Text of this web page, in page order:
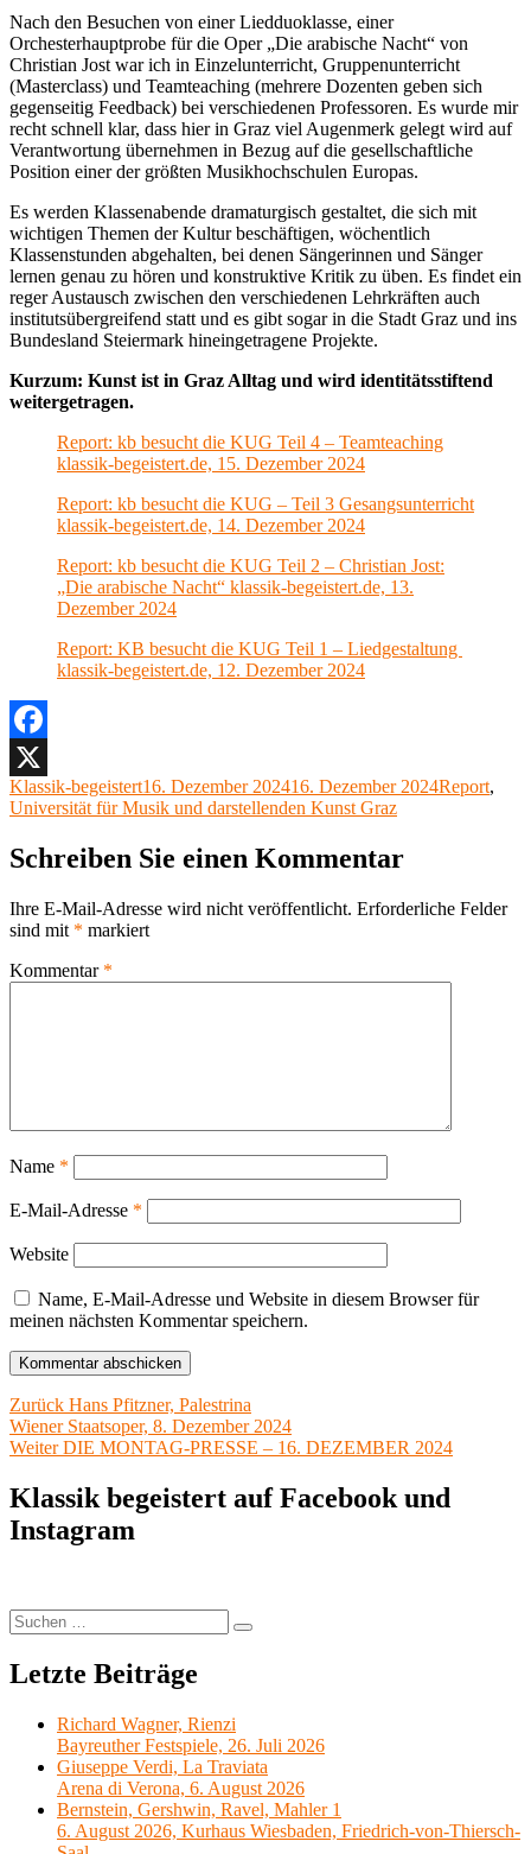
Nach den Besuchen von einer Liedduoklasse, einer
Orchesterhauptprobe für die Oper „Die arabische Nacht“ von
Christian Jost war ich in Einzelunterricht, Gruppenunterricht
(Masterclass) und Teamteaching (mehrere Dozenten geben sich
gegenseitig Feedback) bei verschiedenen Professoren. Es wurde mir
recht schnell klar, dass hier in Graz viel Augenmerk gelegt wird auf
Verantwortung übernehmen in Bezug auf die gesellschaftliche
Position einer der größten Musikhochschulen Europas.
Es werden Klassenabende dramaturgisch gestaltet, die sich mit
wichtigen Themen der Kultur beschäftigen, wöchentlich
Klassenstunden abgehalten, bei denen Sängerinnen und Sänger
lernen genau zu hören und konstruktive Kritik zu üben. Es findet ein
reger Austausch zwischen den verschiedenen Lehrkräften auch
institutsübergreifend statt und es gibt sogar in die Stadt Graz und ins
Bundesland Steiermark hineingetragene Projekte.
Kurzum: Kunst ist in Graz Alltag und wird identitätsstiftend
weitergetragen.
Report: kb besucht die KUG Teil 4 – Teamteaching
klassik-begeistert.de, 15. Dezember 2024
Report: kb besucht die KUG – Teil 3 Gesangsunterricht
klassik-begeistert.de, 14. Dezember 2024
Report: kb besucht die KUG Teil 2 – Christian Jost:
„Die arabische Nacht“ klassik-begeistert.de, 13.
Dezember 2024
Report: KB besucht die KUG Teil 1 – Liedgestaltung
klassik-begeistert.de, 12. Dezember 2024
Facebook
X
Autor
Klassik-begeistertVeröffentlicht
am
16. Dezember 202416. Dezember 2024Kategorien
Report,
Universität für Musik und darstellenden Kunst Graz
Schreiben Sie einen Kommentar
Ihre E-Mail-Adresse wird nicht veröffentlicht. Erforderliche Felder
sind mit * markiert
Kommentar *
Name *
E-Mail-Adresse *
Website
Name, E-Mail-Adresse und Website in diesem Browser für
meinen nächsten Kommentar speichern.
Beitragsnavigation
Zurück Vorheriger
Beitrag:
Hans Pfitzner, Palestrina
Wiener Staatsoper, 8. Dezember 2024
Weiter Nächster
DIE MONTAG-PRESSE – 16. DEZEMBER 2024
Klassik begeistert auf Facebook und
Instagram
Suchen
nach:
Suchen
Letzte Beiträge
Richard Wagner, Rienzi
Bayreuther Festspiele, 26. Juli 2026
Giuseppe Verdi, La Traviata
Arena di Verona, 6. August 2026
Bernstein, Gershwin, Ravel, Mahler 1
6. August 2026, Kurhaus Wiesbaden, Friedrich-von-Thiersch-